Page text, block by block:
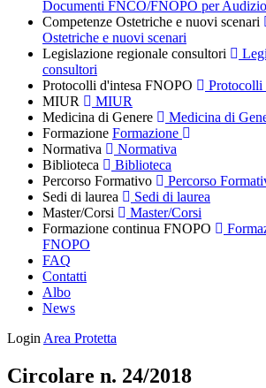
Documenti FNCO/FNOPO per
Competenze Ostetriche e nuovi scenari
Ostetriche e nuovi scenari
Legislazione regionale consultori
consultori
Protocolli d'intesa FNOPO
Protocolli
MIUR
MIUR
Medicina di Genere
Medicina di
Formazione Formazione
Normativa
Normativa
Biblioteca
Biblioteca
Percorso Formativo
Percorso
Sedi di laurea
Sedi di laurea
Master/Corsi
Master/Corsi
Formazione continua FNOPO
FNOPO
FAQ
Contatti
Albo
News
Login Area Protetta
Circolare n. 24/2018